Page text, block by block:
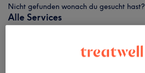
Nicht gefunden wonach du gesucht hast?
Alle Services
Herren - Haarschnitte & Stylings (6